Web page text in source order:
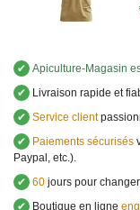
✔ Apiculture-Magasin
✔
Livraison rapide et
✔ Service client
✔
Paiements sécurisés
Paypal, etc.).
✔ 60 jours pour changer
✔
Boutique en ligne